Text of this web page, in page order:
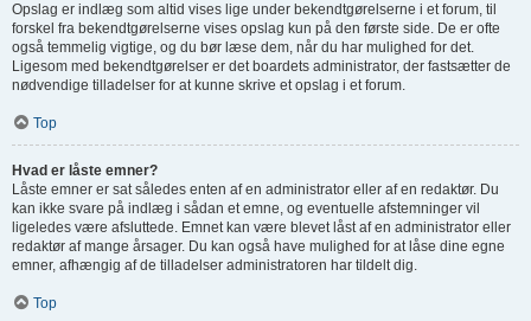
Opslag er indlæg som altid vises lige under bekendtgørelserne i et forum, til
forskel fra bekendtgørelserne vises opslag kun på den første side. De er ofte
også temmelig vigtige, og du bør læse dem, når du har mulighed for det.
Ligesom med bekendtgørelser er det boardets administrator, der fastsætter de
nødvendige tilladelser for at kunne skrive et opslag i et forum.
Top
Hvad er låste emner?
Låste emner er sat således enten af en administrator eller af en redaktør. Du
kan ikke svare på indlæg i sådan et emne, og eventuelle afstemninger vil
ligeledes være afsluttede. Emnet kan være blevet låst af en administrator eller
redaktør af mange årsager. Du kan også have mulighed for at låse dine egne
emner, afhængig af de tilladelser administratoren har tildelt dig.
Top